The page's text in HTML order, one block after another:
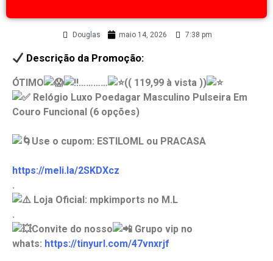
Douglas maio 14, 2026 7:38 pm
Descrição da Promoção:
ÓTIMO …………
(( 119,99 à vista ))
Relógio Luxo Poedagar Masculino Pulseira Em
Couro Funcional (6 opções)
Use o cupom: ESTILOML ou PRACASA
https://meli.la/2SKDXcz
.
Loja Oficial: mpkimports no M.L
.
Convite do nosso
Grupo vip no
whats: https://tinyurl.com/47vnxrjf